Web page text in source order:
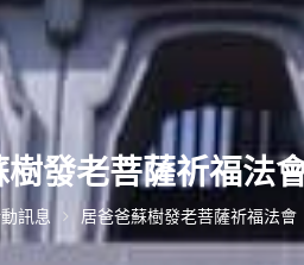
樹發老菩薩祈福
訊息 居爸爸蘇樹發老菩薩祈福法